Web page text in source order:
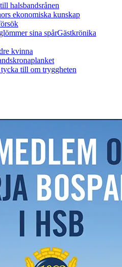
halsbandsrånen
ekonomiska kunskap
sina spårGästkrönika
kvinna
planket
till om tryggheten